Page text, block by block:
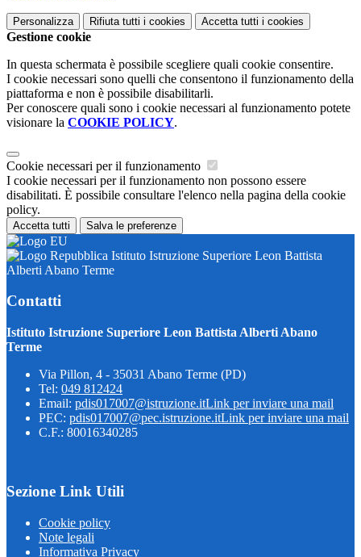
Personalizza Rifiuta tutti i cookies Accetta tutti i cookies
Gestione cookie
In questa schermata è possibile scegliere quali cookie consentire.
I cookie necessari sono quelli che consentono il funzionamento della
piattaforma e non è possibile disabilitarli.
Per conoscere quali sono i cookie necessari al funzionamento potete
visionare la COOKIE POLICY.
Cookie necessari per il funzionamento
I cookie necessari per il funzionamento non possono essere
disabilitati. È possibile consultare l'elenco nella pagina della cookie
policy.
Accetta tutti Salva le preferenze
Istituto Istruzione Superiore Leon Battista
Alberti Abano Terme
Contatti
Istituto Istruzione Superiore Leon Battista Alberti Abano
Terme
Via Pillon, 4 - 35031 Abano Terme (PD)
Tel: 049 812424
Email: pdis017007@istruzione.itLink per inviare una mail
PEC: pdis017007@pec.istruzione.itLink per inviare una mail
C.F.: 80016340285
Sezione Link Utili
Cookie policy
Note legali
Informativa Privacy